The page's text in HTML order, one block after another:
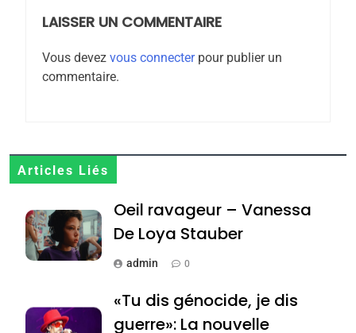
LAISSER UN COMMENTAIRE
Vous devez vous connecterpour publier un
commentaire.
Articles Liés
Oeil ravageur – Vanessa
De Loya Stauber
admin 0
«Tu dis génocide, je dis
guerre»: La nouvelle
rapport d’ADL contre
FRANCE ISRAÉL
6
Zrihen-Dvir
7
Jacques Hadida
JUDAISME
Maroc : Les amandes de
Tafraout, le miel de Tadla